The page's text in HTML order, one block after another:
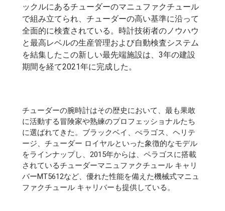
ックルにあるチューダーのマニュファクチュール
で組み立てられ、チューダーの高い基準に沿って
全面的に検査されている。時計技術者のノウハウ
と最高レベルの生産管理および自動検査システム
を結集したこの新しい最先端施設は、3年の建設
期間を経て2021年に完成した。
チューダーの腕時計はその歴史において、最も果敢
に活動する冒険家や熟練のプロフェッショナルたち
に選ばれてきた。ブラックベイ、ぺラゴス、ヘリテ
ージ、チューダー ロイヤルといった象徴的なモデル
をラインナップし、2015年からは、ペラゴスに搭載
されているチューダーマニュファクチュール キャリ
バーMT5612など、優れた性能を備えた機械式マニュ
ファクチュール キャリバーも提供している。